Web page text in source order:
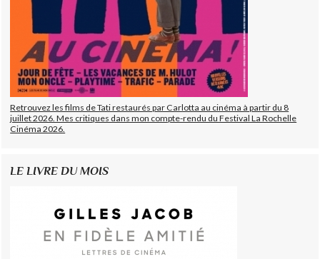
Retrouvez les films de Tati restaurés par Carlotta au cinéma à partir du 8
juillet 2026. Mes critiques dans mon compte-rendu du Festival La Rochelle
Cinéma 2026.
LE LIVRE DU MOIS